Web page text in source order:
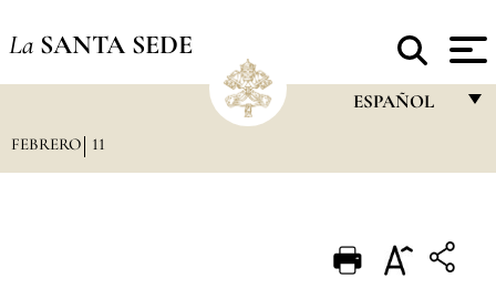
La SANTA SEDE
ESPAÑOL
PORTUGUÊS
FEBRERO 11